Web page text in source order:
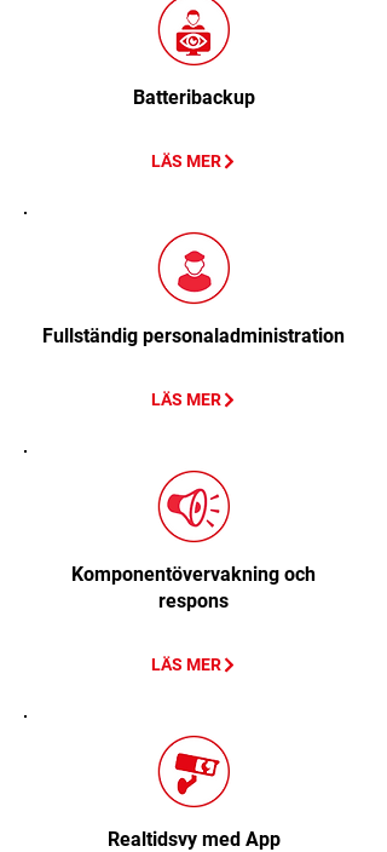
Batteribackup
LÄS MER
Fullständig personaladministration
LÄS MER
Komponentövervakning och
respons
LÄS MER
Realtidsvy med App